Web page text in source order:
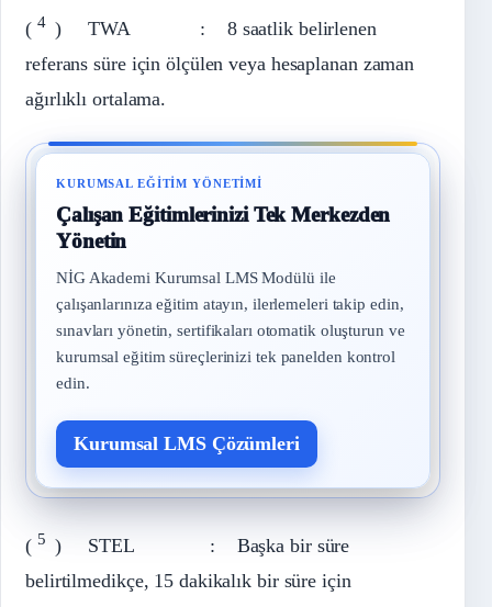
( 4 ) TWA : 8 saatlik belirlenen
referans süre için ölçülen veya hesaplanan zaman
ağırlıklı ortalama.
KURUMSAL EĞITIM YÖNETIMI
Çalışan Eğitimlerinizi Tek Merkezden
Yönetin
NİG Akademi Kurumsal LMS Modülü ile
çalışanlarınıza eğitim atayın, ilerlemeleri takip edin,
sınavları yönetin, sertifikaları otomatik oluşturun ve
kurumsal eğitim süreçlerinizi tek panelden kontrol
edin.
Kurumsal LMS Çözümleri
( 5 ) STEL
: Başka bir süre
belirtilmedikçe, 15 dakikalık bir süre için